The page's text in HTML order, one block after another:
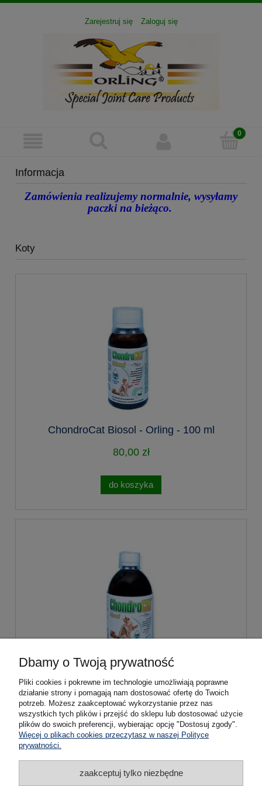
Zarejestruj się Zaloguj się
Informacja
Zamówienia realizujemy normalnie, wysyłamy
paczki na bieżąco.
Koty
ChondroCat Biosol - Orling - 100 ml
80,00 zł
do koszyka
299,00 zł
do koszyka
Dbamy o Twoją prywatność
Pliki cookies i pokrewne im technologie umożliwiają poprawne
działanie strony i pomagają nam dostosować ofertę do Twoich
potrzeb. Możesz zaakceptować wykorzystanie przez nas
wszystkich tych plików i przejść do sklepu lub dostosować użycie
plików do swoich preferencji, wybierając opcję "Dostosuj zgody".
Więcej o plikach cookies przeczytasz w naszej Polityce
prywatności.
zaakceptuj tylko niezbędne